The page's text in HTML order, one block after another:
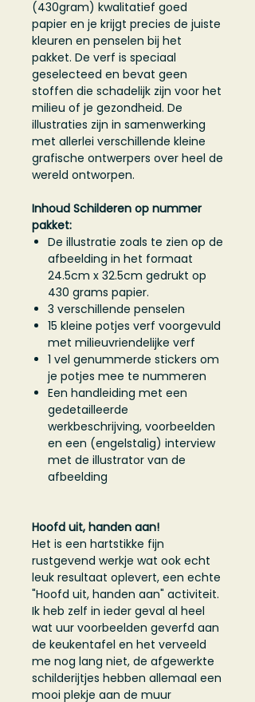
(430gram) kwalitatief goed
papier en je krijgt precies de juiste
kleuren en penselen bij het
pakket. De verf is speciaal
geselecteed en bevat geen
stoffen die schadelijk zijn voor het
milieu of je gezondheid. De
illustraties zijn in samenwerking
met allerlei verschillende kleine
grafische ontwerpers over heel de
wereld ontworpen.
Inhoud Schilderen op nummer
pakket:
De illustratie zoals te zien op de
afbeelding in het formaat
24.5cm x 32.5cm gedrukt op
430 grams papier.
3 verschillende penselen
15 kleine potjes verf voorgevuld
met milieuvriendelijke verf
1 vel genummerde stickers om
je potjes mee te nummeren
Een handleiding met een
gedetailleerde
werkbeschrijving, voorbeelden
en een (engelstalig) interview
met de illustrator van de
afbeelding
Hoofd uit, handen aan!
Het is een hartstikke fijn
rustgevend werkje wat ook echt
leuk resultaat oplevert, een echte
"Hoofd uit, handen aan" activiteit.
Ik heb zelf in ieder geval al heel
wat uur voorbeelden geverfd aan
de keukentafel en het verveeld
me nog lang niet, de afgewerkte
schilderijtjes hebben allemaal een
mooi plekje aan de muur